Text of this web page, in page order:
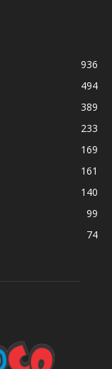
936
494
389
233
169
161
140
99
74